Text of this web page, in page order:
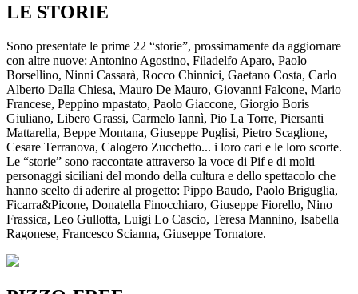
LE STORIE
Sono presentate le prime 22 “storie”, prossimamente da aggiornare
con altre nuove: Antonino Agostino, Filadelfo Aparo, Paolo
Borsellino, Ninni Cassarà, Rocco Chinnici, Gaetano Costa, Carlo
Alberto Dalla Chiesa, Mauro De Mauro, Giovanni Falcone, Mario
Francese, Peppino mpastato, Paolo Giaccone, Giorgio Boris
Giuliano, Libero Grassi, Carmelo Iannì, Pio La Torre, Piersanti
Mattarella, Beppe Montana, Giuseppe Puglisi, Pietro Scaglione,
Cesare Terranova, Calogero Zucchetto... i loro cari e le loro scorte.
Le “storie” sono raccontate attraverso la voce di Pif e di molti
personaggi siciliani del mondo della cultura e dello spettacolo che
hanno scelto di aderire al progetto: Pippo Baudo, Paolo Briguglia,
Ficarra&Picone, Donatella Finocchiaro, Giuseppe Fiorello, Nino
Frassica, Leo Gullotta, Luigi Lo Cascio, Teresa Mannino, Isabella
Ragonese, Francesco Scianna, Giuseppe Tornatore.